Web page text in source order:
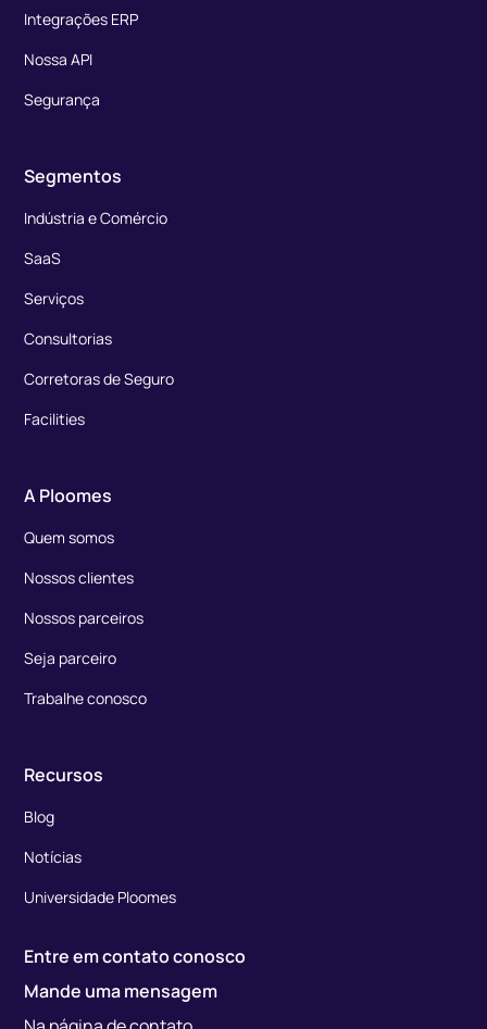
Integrações ERP
Nossa API
Segurança
Segmentos
Indústria e Comércio
SaaS
Serviços
Consultorias
Corretoras de Seguro
Facilities
A Ploomes
Quem somos
Nossos clientes
Nossos parceiros
Seja parceiro
Trabalhe conosco
Recursos
Blog
Notícias
Universidade Ploomes
Entre em contato conosco
Mande uma mensagem